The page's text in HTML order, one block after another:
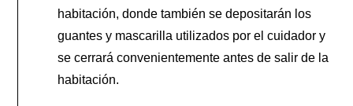
habitación, donde también se depositarán los
guantes y mascarilla utilizados por el cuidador y
se cerrará convenientemente antes de salir de la
habitación.